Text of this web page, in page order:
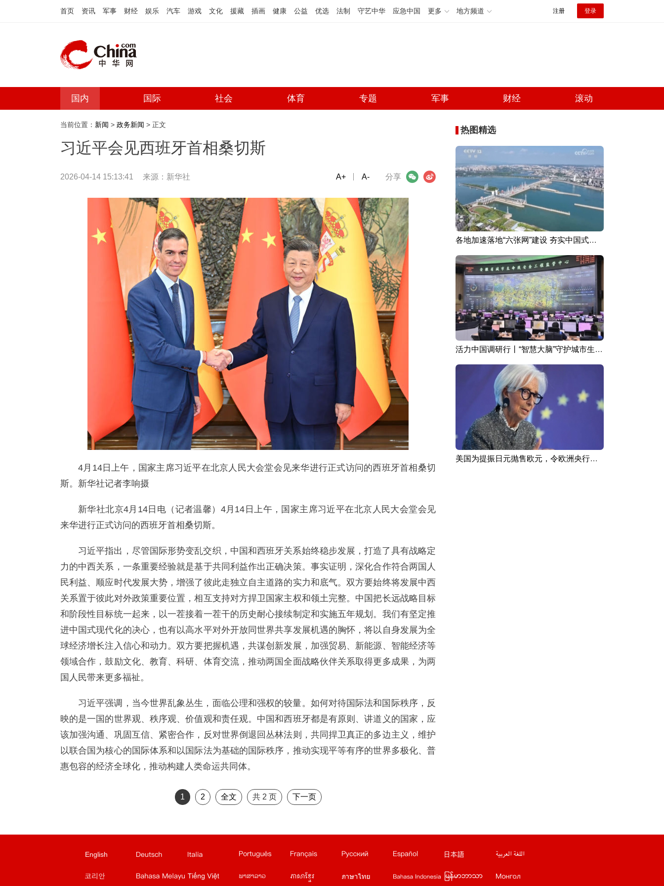
首页 资讯 军事 财经 娱乐 汽车 游戏 文化 援藏 插画 健康 公益 优选 法制 守艺中华 应急中国 更多 地方频道 注册 登录
国内 国际 社会 体育 专题 军事 财经 滚动
当前位置： 新闻 > 政务新闻 > 正文
习近平会见西班牙首相桑切斯
2026-04-14 15:13:41 来源： 新华社 分享
微信 微博
A+ A-
4月14日上午，国家主席习近平在北京人民大会堂会见来华进行正式访问的西班牙首相桑切
斯。新华社记者李响摄
新华社北京4月14日电（记者温馨）4月14日上午，国家主席习近平在北京人民大会堂会见
来华进行正式访问的西班牙首相桑切斯。
习近平指出，尽管国际形势变乱交织，中国和西班牙关系始终稳步发展，打造了具有战略定
力的中西关系，一条重要经验就是基于共同利益作出正确决策。事实证明，深化合作符合两国人
民利益、顺应时代发展大势，增强了彼此走独立自主道路的实力和底气。双方要始终将发展中西
关系置于彼此对外政策重要位置，相互支持对方捍卫国家主权和领土完整。中国把长远战略目标
和阶段性目标统一起来，以一茬接着一茬干的历史耐心接续制定和实施五年规划。我们有坚定推
进中国式现代化的决心，也有以高水平对外开放同世界共享发展机遇的胸怀，将以自身发展为全
球经济增长注入信心和动力。双方要把握机遇，共谋创新发展，加强贸易、新能源、智能经济等
领域合作，鼓励文化、教育、科研、体育交流，推动两国全面战略伙伴关系取得更多成果，为两
国人民带来更多福祉。
习近平强调，当今世界乱象丛生，面临公理和强权的较量。如何对待国际法和国际秩序，反
映的是一国的世界观、秩序观、价值观和责任观。中国和西班牙都是有原则、讲道义的国家，应
该加强沟通、巩固互信、紧密合作，反对世界倒退回丛林法则，共同捍卫真正的多边主义，维护
以联合国为核心的国际体系和以国际法为基础的国际秩序，推动实现平等有序的世界多极化、普
惠包容的经济全球化，推动构建人类命运共同体。
1 2 全文 共2 页 下一页
热图精选
各地加速落地“六张网”建设 夯实中国式现代化
活力中国调研行丨“智慧大脑”守护城市生命线
美国为提振日元抛售欧元，令欧洲央行措手不及
English
意文站 葡文站 法文站 俄文站 西班牙文站 日文站 阿拉伯文站
越南文站 老挝文站 柬埔寨文站 泰文站 印尼文站 缅甸文站 蒙文站